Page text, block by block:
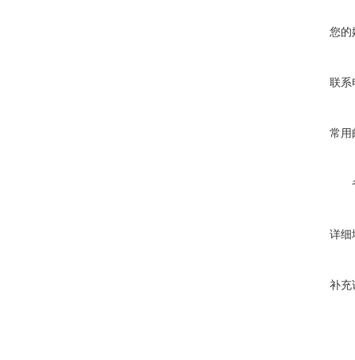
您的
联系
常用
详细
补充